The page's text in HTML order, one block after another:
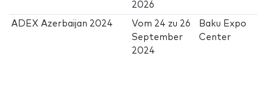
2026
ADEX Azerbaijan 2024 Vom 24 zu 26
September
2024
Baku Expo
Center